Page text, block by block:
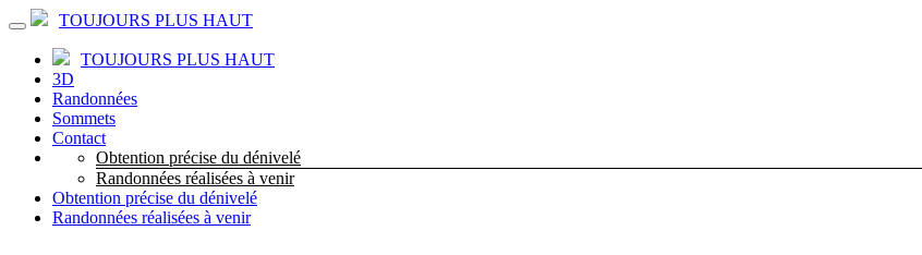
TOUJOURS PLUS HAUT
TOUJOURS PLUS HAUT
3D
Randonnées
Sommets
Contact
Obtention précise du dénivelé
Randonnées réalisées à venir
Obtention précise du dénivelé
Randonnées réalisées à venir